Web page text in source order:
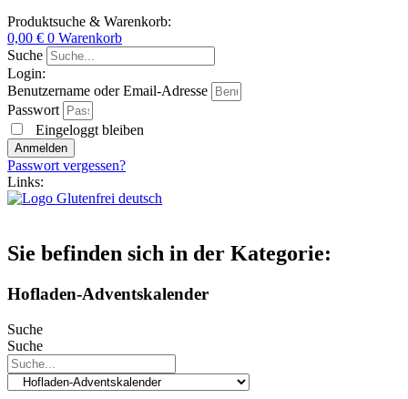
Produktsuche & Warenkorb:
0,00 € 0 Warenkorb
Suche
Login:
Benutzername oder Email-Adresse
Passwort
Eingeloggt bleiben
Anmelden
Passwort vergessen?
Links:
Sie befinden sich in der Kategorie:
Hofladen-Adventskalender
Suche
Suche